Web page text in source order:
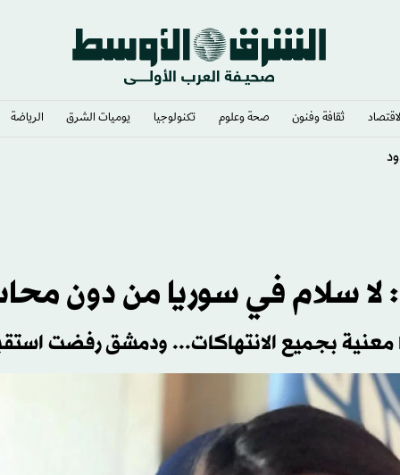
ثقافة وفنون صحة وعلوم تكنولوجيا يوميات الشرق​ الرياضة
لا سلام في سوريا من دون
معنية بجميع الانتهاكات... ودمشق رفضت